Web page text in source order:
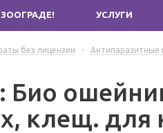
УСЛУГИ
без лицензии - Антипаразитные
Био
клещ. для